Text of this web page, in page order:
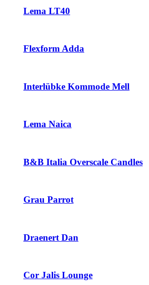
Lema LT40
Flexform Adda
Interlübke Kommode Mell
Lema Naica
B&B Italia Overscale Candles
Grau Parrot
Draenert Dan
Cor Jalis Lounge